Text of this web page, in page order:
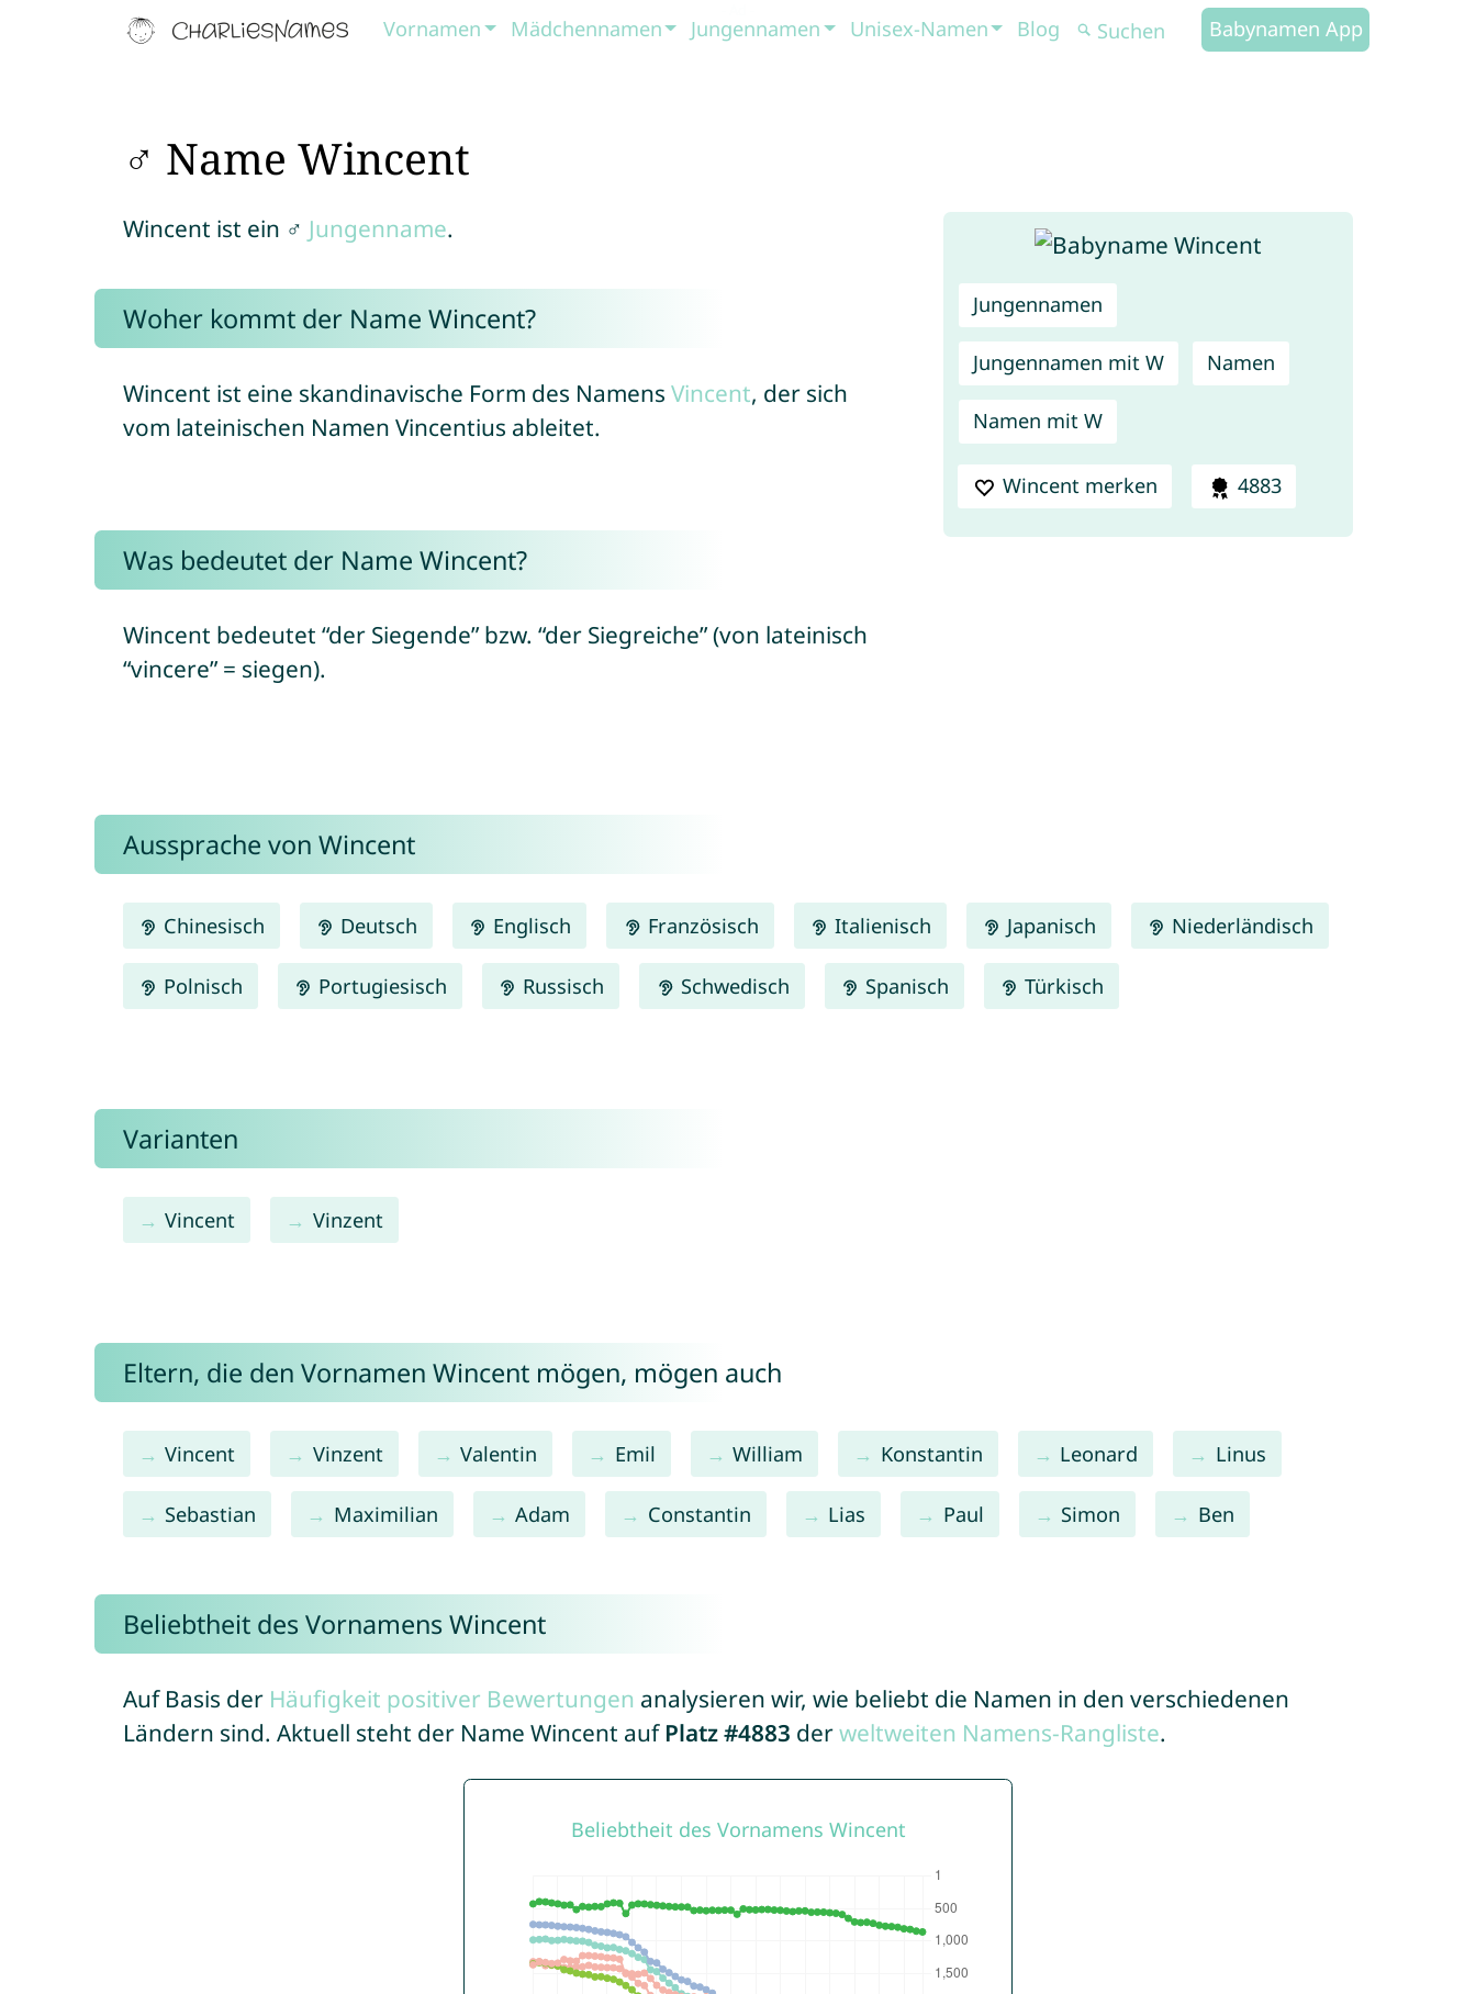
Vornamen Mädchennamen Jungennamen Unisex-Namen Blog Babynamen App
♂ Name Wincent
Jungennamen
Jungennamen mit W Namen
Namen mit W
Wincent merken 4883
Wincent ist ein ♂ Jungenname.
Woher kommt der Name Wincent?
Wincent ist eine skandinavische Form des Namens Vincent, der sich
vom lateinischen Namen Vincentius ableitet.
Was bedeutet der Name Wincent?
Wincent bedeutet “der Siegende” bzw. “der Siegreiche” (von lateinisch
“vincere” = siegen).
Aussprache von Wincent
Chinesisch Deutsch Englisch Französisch Italienisch Japanisch Niederländisch
Polnisch Portugiesisch Russisch Schwedisch Spanisch Türkisch
Varianten
Vincent Vinzent
Eltern, die den Vornamen Wincent mögen, mögen auch
Vincent Vinzent Valentin Emil William Konstantin Leonard Linus
Sebastian Maximilian Adam Constantin Lias Paul Simon Ben
Beliebtheit des Vornamens Wincent
Auf Basis der Häufigkeit positiver Bewertungen analysieren wir, wie beliebt die Namen in den verschiedenen
Ländern sind. Aktuell steht der Name Wincent auf Platz #4883 derweltweiten Namens-Rangliste.